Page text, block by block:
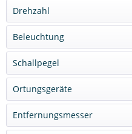
Drehzahl
Beleuchtung
Schallpegel
Ortungsgeräte
Entfernungsmesser